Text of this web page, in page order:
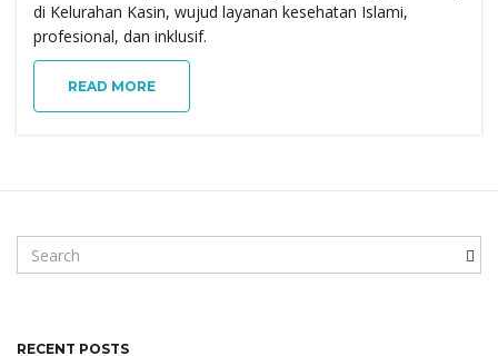
di Kelurahan Kasin, wujud layanan kesehatan Islami,
profesional, dan inklusif.
READ MORE
e
c
RECENT POSTS